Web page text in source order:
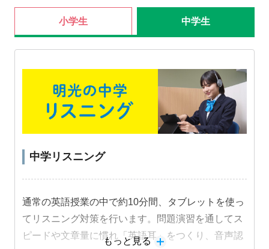
小学生 中学生
中学リスニング
通常の英語授業の中で約10分間、タブレットを使っ
てリスニング対策を行います。問題演習を通してス
ピードや文章量に慣れ「英語耳」をつくり、音声認
もっと見る